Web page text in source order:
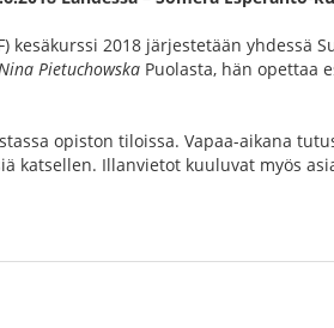
kesäkurssi 2018 järjestetään yhdessä
Pietuchowska Puolasta, hän opettaa
opiston tiloissa. Vapaa-aikana
katsellen. Illanvietot kuuluvat myös